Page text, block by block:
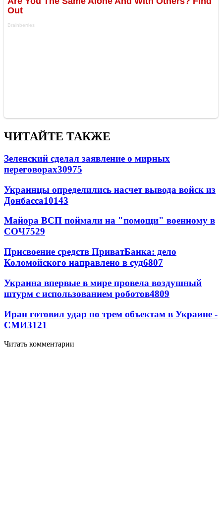
ЧИТАЙТЕ ТАКЖЕ
Зеленский сделал заявление о мирных
переговорах30975
Украинцы определились насчет вывода войск из
Донбасса10143
Майора ВСП поймали на "помощи" военному в
СОЧ7529
Присвоение средств ПриватБанка: дело
Коломойского направлено в суд6807
Украина впервые в мире провела воздушный
штурм с использованием роботов4809
Иран готовил удар по трем объектам в Украине -
СМИ3121
Читать комментарии